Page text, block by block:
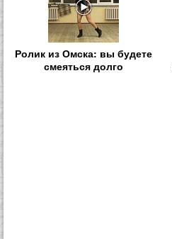
Ролик из Омска: вы будете
смеяться долго